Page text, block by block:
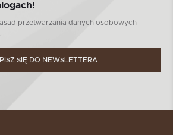
przetwarzania danych osobowych
SIĘ DO NEWSLETTERA